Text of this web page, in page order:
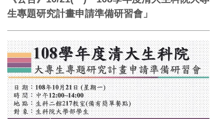
生專題研究計畫申請準備研習會」